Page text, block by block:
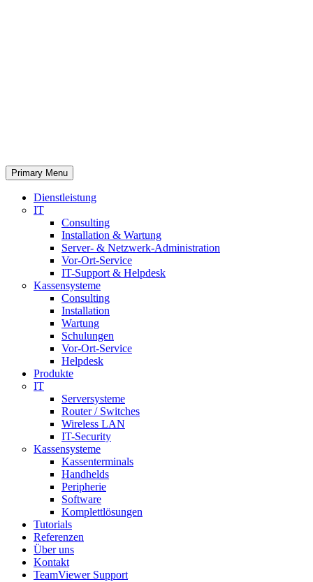
Primary Menu
Dienstleistung
IT
Consulting
Installation & Wartung
Server- & Netzwerk-Administration
Vor-Ort-Service
IT-Support & Helpdesk
Kassensysteme
Consulting
Installation
Wartung
Schulungen
Vor-Ort-Service
Helpdesk
Produkte
IT
Serversysteme
Router / Switches
Wireless LAN
IT-Security
Kassensysteme
Kassenterminals
Handhelds
Peripherie
Software
Komplettlösungen
Tutorials
Referenzen
Über uns
Kontakt
TeamViewer Support